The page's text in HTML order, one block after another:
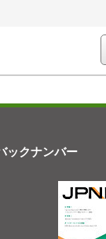
ックナンバー